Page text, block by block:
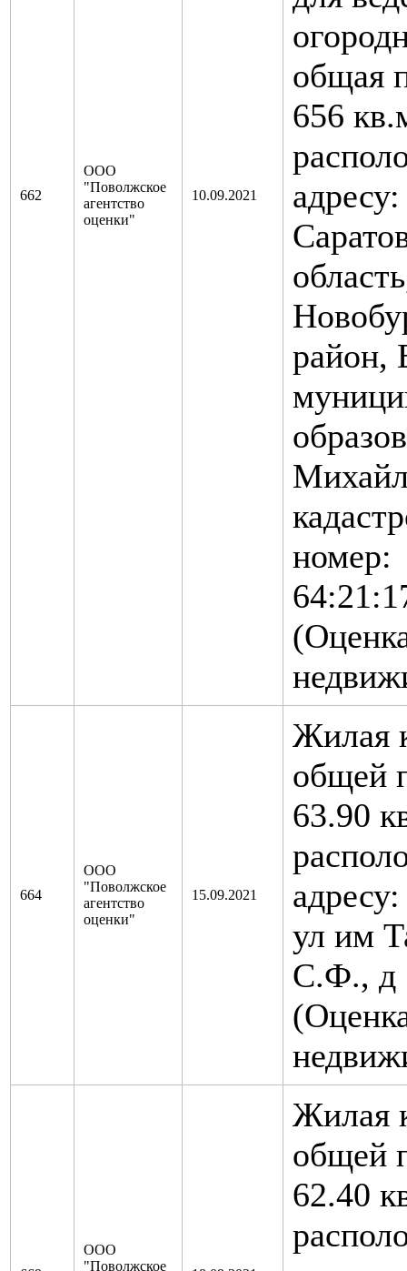
662
ООО
"Поволжское
агентство
оценки"
10.09.2021
общая
656
адресу:
район,
номер:
664
ООО
"Поволжское
агентство
оценки"
15.09.2021
Жилая
общей
63.90
ул им
С.Ф., д
ООО
"Поволжское
Жилая
общей
62.40